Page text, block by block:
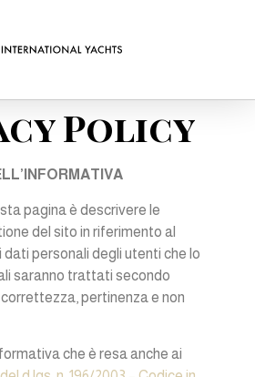
Policy
pagina è descrivere le
del sito in riferimento al
personali degli utenti che lo
saranno trattati secondo
pertinenza e non
che è resa anche ai